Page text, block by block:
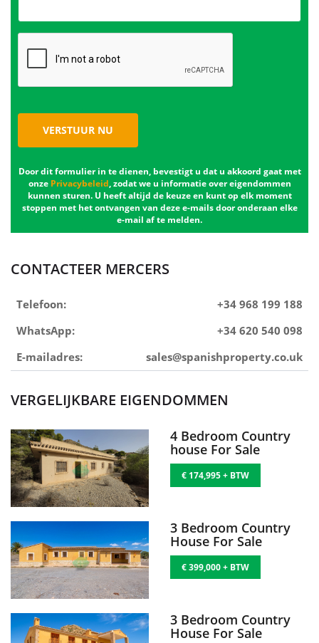
VERSTUUR NU
Door dit formulier in te dienen, bevestigt u dat u akkoord gaat met
onze Privacybeleid, zodat we u informatie over eigendommen
kunnen sturen. U heeft altijd de keuze en kunt op elk moment
stoppen met het ontvangen van deze e-mails door onderaan elke
e-mail af te melden.
CONTACTEER MERCERS
Telefoon:
+34 968 199 188
WhatsApp:
+34 620 540 098
E-mailadres:
sales@spanishproperty.co.uk
VERGELIJKBARE EIGENDOMMEN
4 Bedroom Country
house For Sale
€ 174,995 + BTW
3 Bedroom Country
House For Sale
€ 399,000 + BTW
3 Bedroom Country
House For Sale